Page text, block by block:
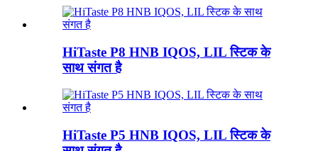
HiTaste P8 HNB IQOS, LIL स्टिक के
साथ संगत है
HiTaste P5 HNB IQOS, LIL स्टिक के